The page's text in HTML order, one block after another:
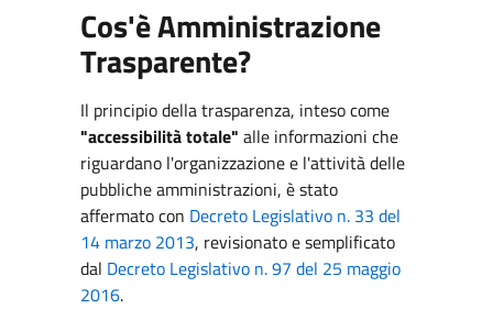
Cos'è Amministrazione
Trasparente?
Il principio della trasparenza, inteso come
"accessibilità totale" alle informazioni che
riguardano l'organizzazione e l'attività delle
pubbliche amministrazioni, è stato
affermato con Decreto Legislativo n. 33 del
14 marzo 2013, revisionato e semplificato
dal Decreto Legislativo n. 97 del 25 maggio
2016.